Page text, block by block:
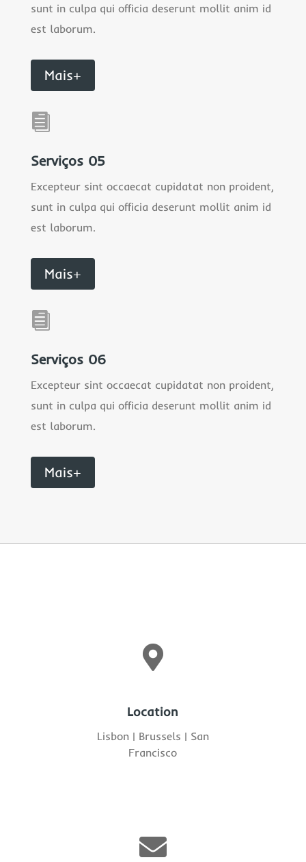
sunt in culpa qui officia deserunt mollit anim id
est laborum.
Mais+

Serviços 05
Excepteur sint occaecat cupidatat non proident,
sunt in culpa qui officia deserunt mollit anim id
est laborum.
Mais+

Serviços 06
Excepteur sint occaecat cupidatat non proident,
sunt in culpa qui officia deserunt mollit anim id
est laborum.
Mais+

Location
Lisbon | Brussels | San
Francisco
